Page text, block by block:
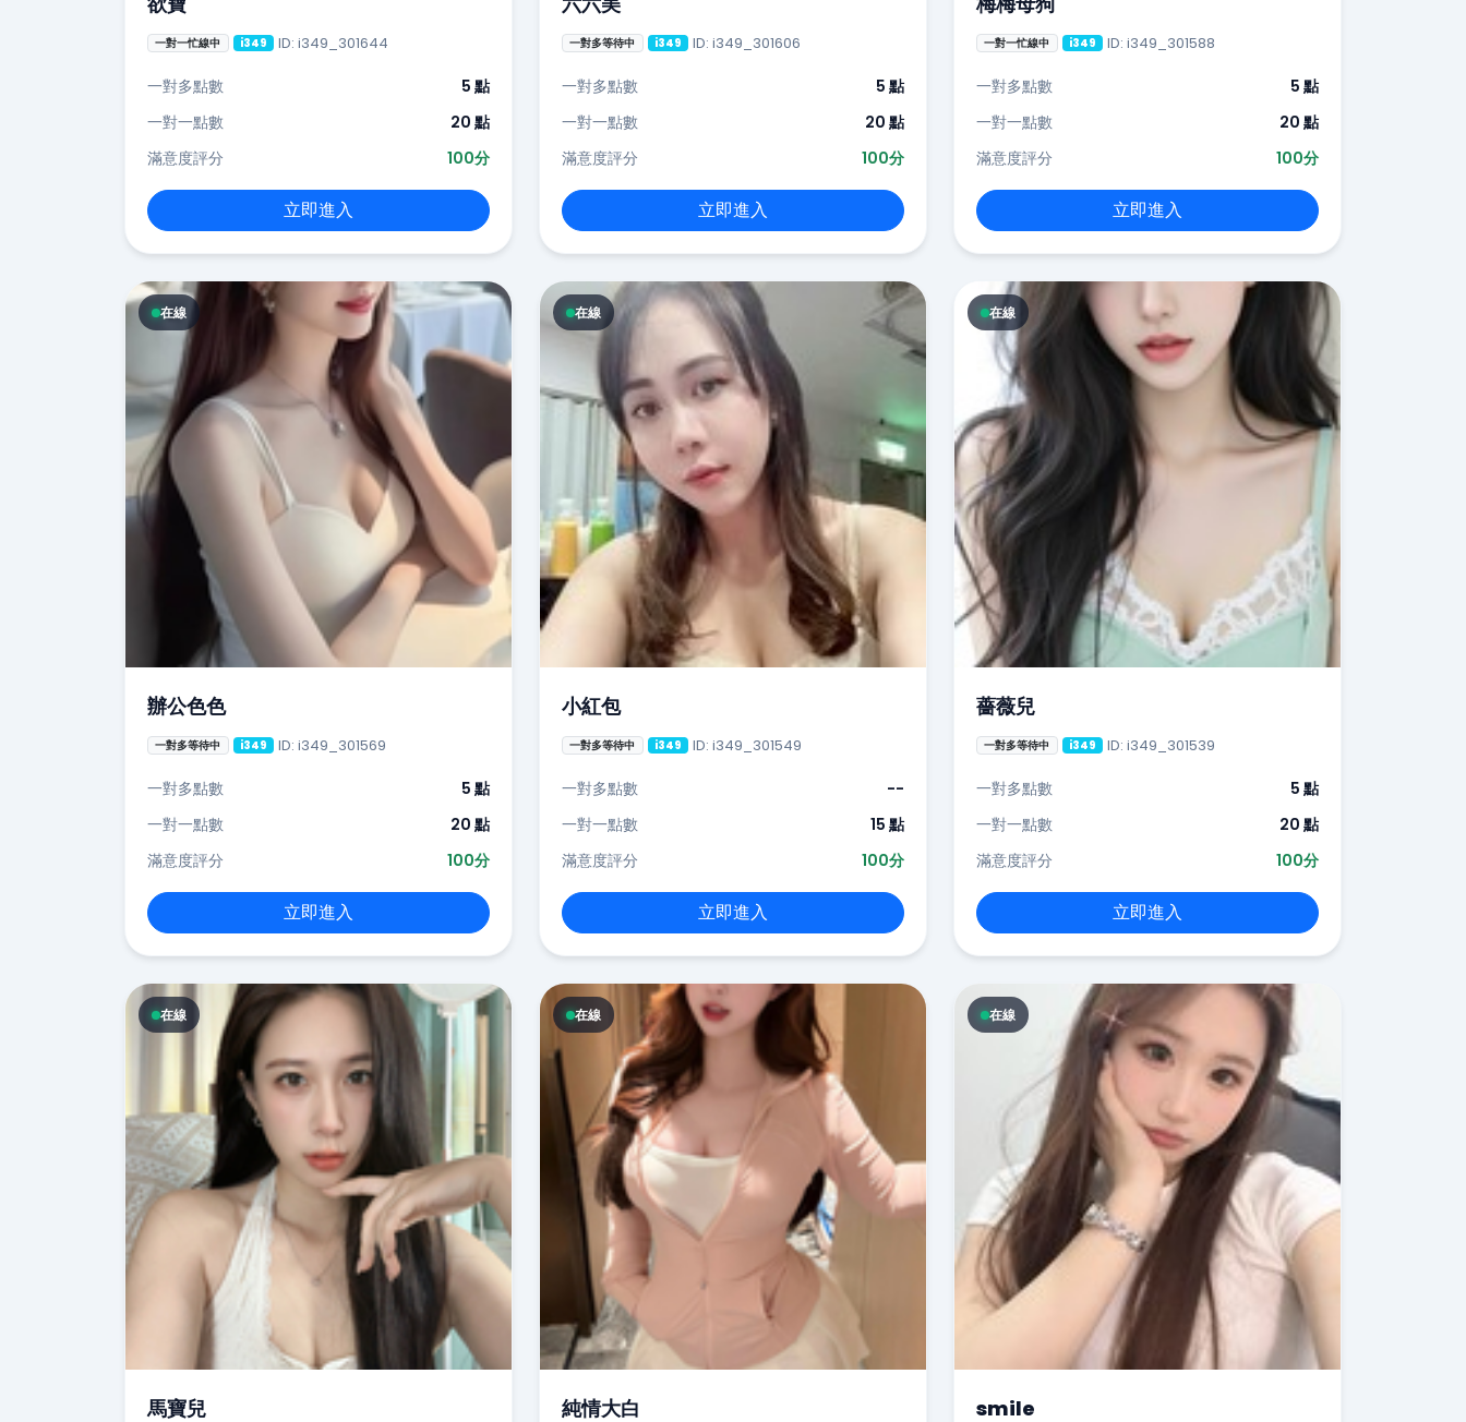
一對一忙線中 i349 ID: i349_301644
一對多點數
5 點
一對一點數
20 點
滿意度評分
100分
立即進入
一對多等待中 i349 ID: i349_301606
一對多點數
5 點
一對一點數
20 點
滿意度評分
100分
立即進入
一對一忙線中 i349 ID: i349_301588
一對多點數
5 點
一對一點數
20 點
滿意度評分
100分
立即進入
在線
辦公色色
一對多等待中 i349 ID: i349_301569
一對多點數
5 點
一對一點數
20 點
滿意度評分
100分
立即進入
在線
小紅包
一對多等待中 i349 ID: i349_301549
一對多點數
--
一對一點數
15 點
滿意度評分
100分
立即進入
在線
薔薇兒
一對多等待中 i349 ID: i349_301539
一對多點數
5 點
一對一點數
20 點
滿意度評分
100分
立即進入
在線
馬寶兒
在線
純情大白
在線
smile